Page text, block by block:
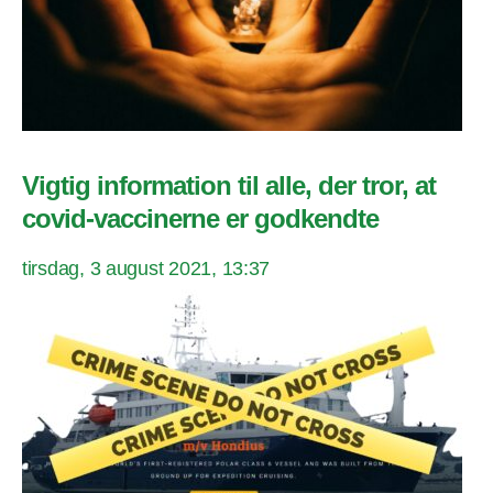
Vigtig information til alle, der tror, at
covid-vaccinerne er godkendte
tirsdag, 3 august 2021, 13:37